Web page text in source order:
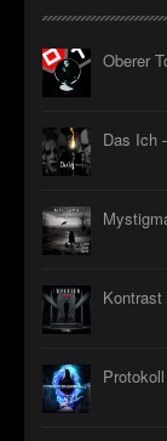
Oberer
Das Ich
Kontrast